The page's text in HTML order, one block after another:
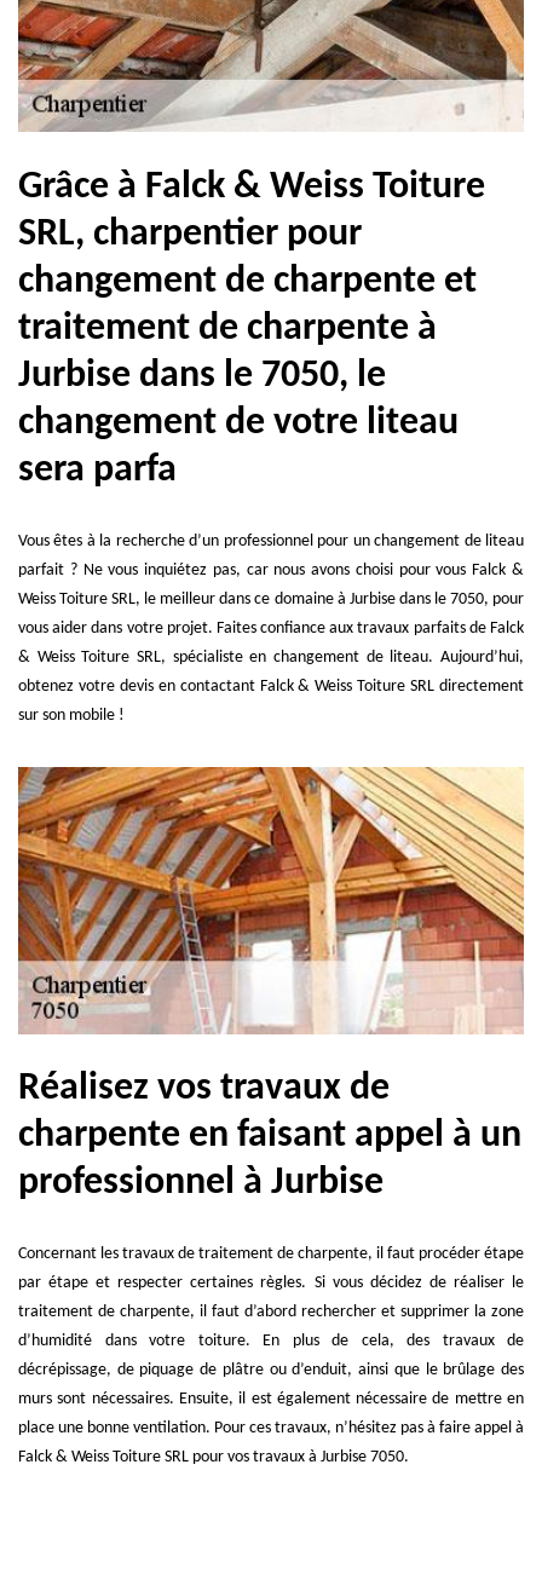
Grâce à Falck & Weiss Toiture
SRL, charpentier pour
changement de charpente et
traitement de charpente à
Jurbise dans le 7050, le
changement de votre liteau
sera parfa
Vous êtes à la recherche d’un professionnel pour un changement de liteau
parfait ? Ne vous inquiétez pas, car nous avons choisi pour vous Falck &
Weiss Toiture SRL, le meilleur dans ce domaine à Jurbise dans le 7050, pour
vous aider dans votre projet. Faites confiance aux travaux parfaits de Falck
& Weiss Toiture SRL, spécialiste en changement de liteau. Aujourd’hui,
obtenez votre devis en contactant Falck & Weiss Toiture SRL directement
sur son mobile !
Réalisez vos travaux de
charpente en faisant appel à un
professionnel à Jurbise
Concernant les travaux de traitement de charpente, il faut procéder étape
par étape et respecter certaines règles. Si vous décidez de réaliser le
traitement de charpente, il faut d’abord rechercher et supprimer la zone
d’humidité dans votre toiture. En plus de cela, des travaux de
décrépissage, de piquage de plâtre ou d’enduit, ainsi que le brûlage des
murs sont nécessaires. Ensuite, il est également nécessaire de mettre en
place une bonne ventilation. Pour ces travaux, n’hésitez pas à faire appel à
Falck & Weiss Toiture SRL pour vos travaux à Jurbise 7050.